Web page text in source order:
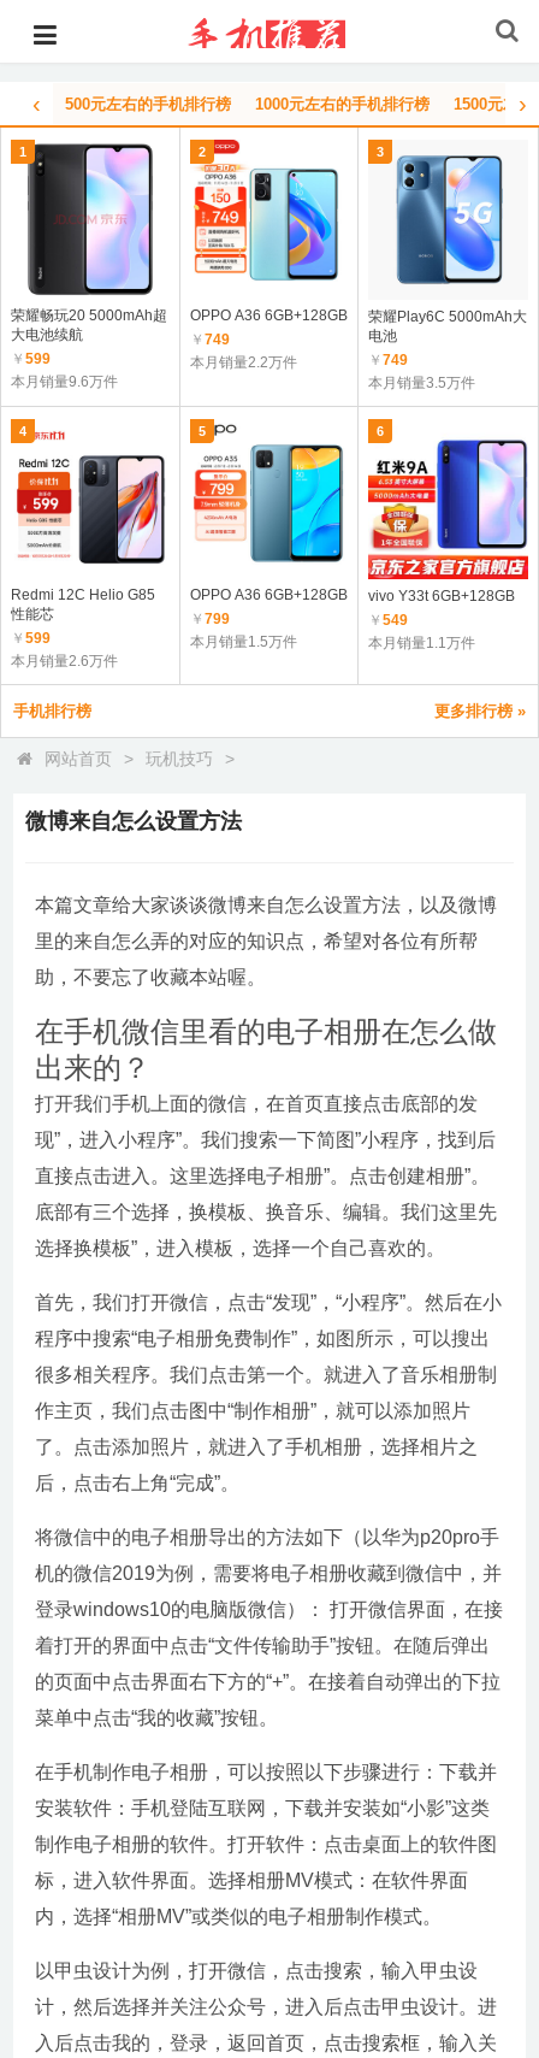
‹ 500元左右的手机排行榜 1000元左右的手机排行榜 1500元左›
1
荣耀畅玩20 5000mAh超
大电池续航
￥ 599
本月销量9.6万件
2
OPPO A36 6GB+128GB
￥ 749
本月销量2.2万件
3
荣耀Play6C 5000mAh大
电池
￥749
本月销量3.5万件
4
Redmi 12C Helio G85
性能芯
￥ 599
本月销量2.6万件
5
OPPO A36 6GB+128GB
￥ 799
本月销量1.5万件
6
vivo Y33t 6GB+128GB
￥549
本月销量1.1万件
手机排行榜 更多排行榜 »
网站首页 > 玩机技巧 >
微博来自怎么设置方法
本篇文章给大家谈谈微博来自怎么设置方法，以及微博
里的来自怎么弄的对应的知识点，希望对各位有所帮
助，不要忘了收藏本站喔。
在手机微信里看的电子相册在怎么做
出来的？
打开我们手机上面的微信，在首页直接点击底部的发
现”，进入小程序”。我们搜索一下简图”小程序，找到后
直接点击进入。这里选择电子相册”。点击创建相册”。
底部有三个选择，换模板、换音乐、编辑。我们这里先
选择换模板”，进入模板，选择一个自己喜欢的。
首先，我们打开微信，点击“发现”，“小程序”。然后在小
程序中搜索“电子相册免费制作”，如图所示，可以搜出
很多相关程序。我们点击第一个。就进入了音乐相册制
作主页，我们点击图中“制作相册”，就可以添加照片
了。点击添加照片，就进入了手机相册，选择相片之
后，点击右上角“完成”。
将微信中的电子相册导出的方法如下（以华为p20pro手
机的微信2019为例，需要将电子相册收藏到微信中，并
登录windows10的电脑版微信）： 打开微信界面，在接
着打开的界面中点击“文件传输助手”按钮。在随后弹出
的页面中点击界面右下方的“+”。在接着自动弹出的下拉
菜单中点击“我的收藏”按钮。
在手机制作电子相册，可以按照以下步骤进行：下载并
安装软件：手机登陆互联网，下载并安装如“小影”这类
制作电子相册的软件。打开软件：点击桌面上的软件图
标，进入软件界面。选择相册MV模式：在软件界面
内，选择“相册MV”或类似的电子相册制作模式。
以甲虫设计为例，打开微信，点击搜索，输入甲虫设
计，然后选择并关注公众号，进入后点击甲虫设计。进
入后点击我的，登录，返回首页，点击搜索框，输入关